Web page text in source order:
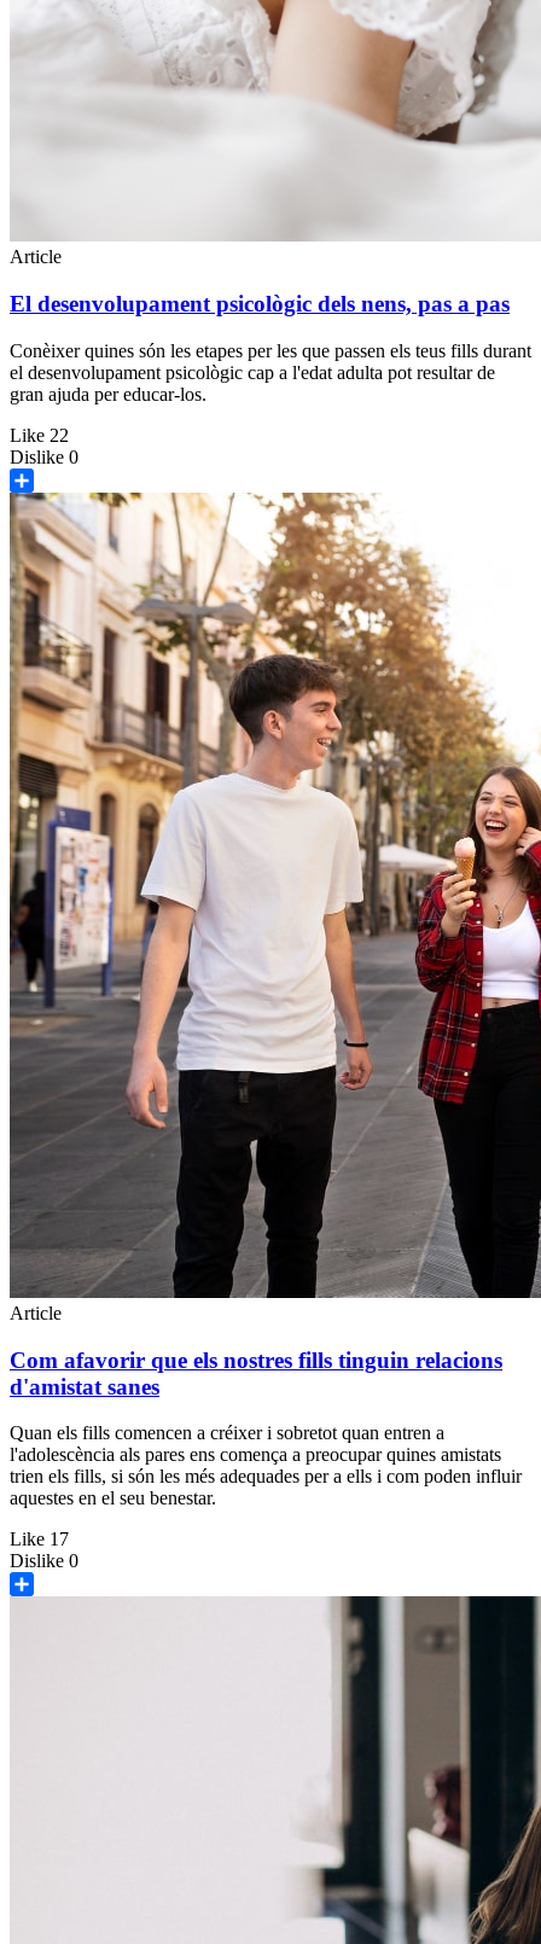
Article
El desenvolupament psicològic dels nens, pas a pas
Conèixer quines són les etapes per les que passen els teus fills durant
el desenvolupament psicològic cap a l'edat adulta pot resultar de
gran ajuda per educar-los.
Like 22
Dislike 0
Share
Article
Com afavorir que els nostres fills tinguin relacions
d'amistat sanes
Quan els fills comencen a créixer i sobretot quan entren a
l'adolescència als pares ens comença a preocupar quines amistats
trien els fills, si són les més adequades per a ells i com poden influir
aquestes en el seu benestar.
Like 17
Dislike 0